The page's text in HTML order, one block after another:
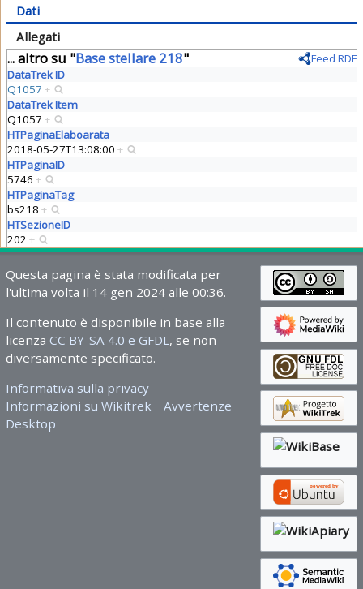
Dati
Allegati
... altro su "Base stellare 218"
Feed RDF
DataTrek ID
Q1057 +
DataTrek Item
Q1057 +
HTPaginaElaboarata
2018-05-27T13:08:00 +
HTPaginaID
5746 +
HTPaginaTag
bs218 +
HTSezioneID
202 +
Questa pagina è stata modificata per
l'ultima volta il 14 gen 2024 alle 00:36.
Il contenuto è disponibile in base alla
licenza CC BY-SA 4.0 e GFDL , se non
diversamente specificato.
Informativa sulla privacy
Informazioni su Wikitrek
Avvertenze
Desktop